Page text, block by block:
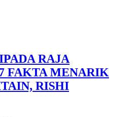
RAJA
FAKTA MENARIK
RISHI